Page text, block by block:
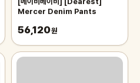
Mercer Denim Pants
56,120원